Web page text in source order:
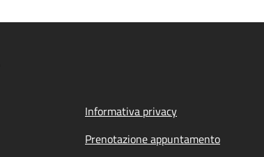
Informativa privacy
Prenotazione appuntamento